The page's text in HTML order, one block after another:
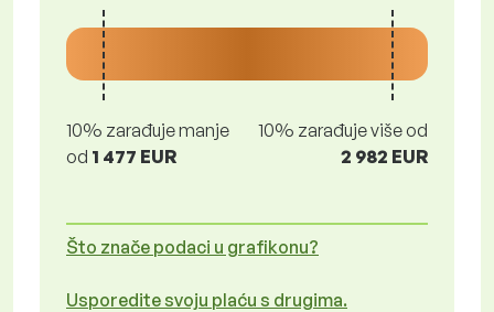
10% zarađuje manje
od 1 477 EUR
10% zarađuje više od
2 982 EUR
Što znače podaci u grafikonu?
Usporedite svoju plaću s drugima.